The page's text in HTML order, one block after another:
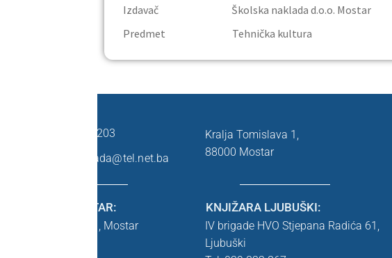
Izdavač Školska naklada d.o.o. Mostar
Predmet Tehnička kultura
+387 36 333 203
skolska.naklada@tel.net.ba
Kralja Tomislava 1,
88000 Mostar
KNJIŽARA MOSTAR:
Kralja Tomislava 1, Mostar
KNJIŽARA LJUBUŠKI:
IV brigade HVO Stjepana Radića 61,
Ljubuški